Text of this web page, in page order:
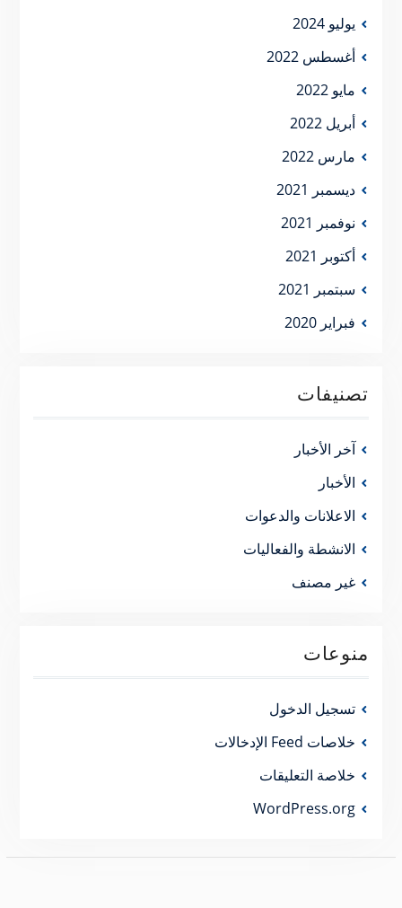
يوليو 2024
أغسطس 2022
مايو 2022
أبريل 2022
مارس 2022
ديسمبر 2021
نوفمبر 2021
أكتوبر 2021
سبتمبر 2021
فبراير 2020
تصنيفات
آخر الأخبار
الأخبار
الاعلانات والدعوات
الانشطة والفعاليات
غير مصنف
منوعات
تسجيل الدخول
خلاصات Feed الإدخالات
خلاصة التعليقات
WordPress.org